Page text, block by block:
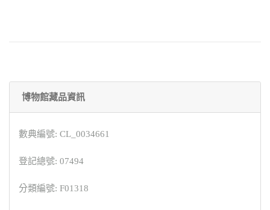
博物館藏品資訊
數典編號: CL_0034661
登記總號: 07494
分類編號: F01318